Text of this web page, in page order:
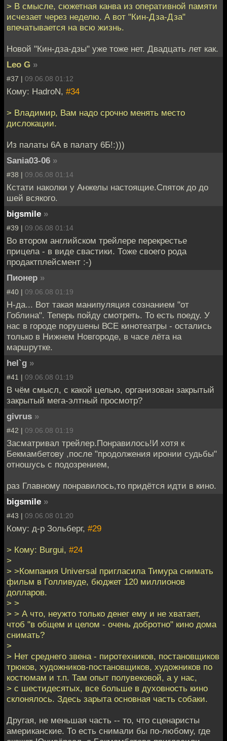
> В смысле, сюжетная канва из оперативной памяти
исчезает через неделю. А вот "Кин-Дза-Дза"
впечатывается на всю жизнь.
Новой "Кин-дза-дзы" уже тоже нет. Двадцать лет как.
Leo G »
#37 | 09.06.08 01:12
Кому: HadroN, #34
> Владимир, Вам надо срочно менять место
дислокации.
Из палаты 6А в палату 6Б!:)))
Sania03-06 »
#38 | 09.06.08 01:14
Кстати наколки у Анжелы настоящие.Спяток до до
шей всякого.
bigsmile »
#39 | 09.06.08 01:14
Во втором английском трейлере перекрестье
прицела - в виде свастики. Тоже своего рода
продактплейсмент :-)
Пионер »
#40 | 09.06.08 01:19
Н-да... Вот такая манипуляция сознанием "от
Гоблина". Теперь пойду смотреть. То есть поеду. У
нас в городе порушены ВСЕ кинотеатры - остались
только в Нижнем Новгороде, в часе лёта на
маршрутке.
hel`g »
#41 | 09.06.08 01:19
В чём смысл, с какой целью, организован закрытый
закрытый мега-элтный просмотр?
givrus »
#42 | 09.06.08 01:19
Засматривал трейлер.Понравилось!И хотя к
Бекмамбетову ,после "продолжения иронии судьбы"
отношусь с подозрением,
раз Главному понравилось,то придётся идти в кино.
bigsmile »
#43 | 09.06.08 01:20
Кому: д-р Зольберг, #29
> Кому: Burgui, #24
>
> >Компания Universal пригласила Тимура снимать
фильм в Голливуде, бюджет 120 миллионов
долларов.
> >
> > А что, неужто только денег ему и не хватает,
чтоб "в общем и целом - очень добротно" кино дома
снимать?
>
> Нет среднего звена - пиротехников, постановщиков
трюков, художников-постановщиков, художников по
костюмам и т.п. Там опыт полувековой, а у нас,
> с шестидесятых, все больше в духовность кино
склонялось. Здесь зарыта основная часть собаки.
Другая, не меньшая часть -- то, что сценаристы
американские. То есть снимали бы по-любому, где